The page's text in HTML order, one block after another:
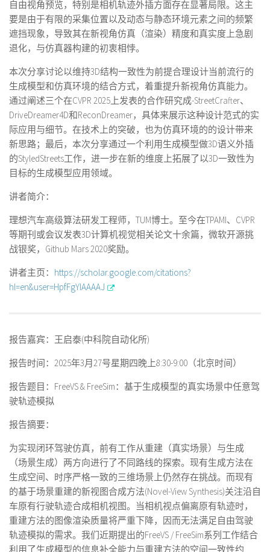
自由视角预览，特别是相机轨迹外插方面存在显著局限。这主
要是由于有限的采集位置以及动态与静态环境元素之间的频繁
遮挡现象，导致其在新视角仿真（渲染）精度和真实度上急剧
退化，与仿真器构建的初衷相悖。
本次分享讨论以维持3D结构一致性为前提合理设计当前流行的
生成模型和仿真环境的结合方式，着重提升新视角仿真能力。
通过阐述三个在CVPR 2025上发表的合作研究成-StreetCrafter、
DriveDreamer4D和ReconDreamer，具体来展示这种设计范式的实
际应用与细节。在技术上的突破，也为仿真环境的的设计带来
新思路；最后，本次分享通过一个利用生成模型做3D语义外插
的StyledStreets工作，进一步在新的维度上拓展了以3D一致性为
目标的生成模型应用领域。
讲者简介：
理想汽车高级算法研发工程师，TUM博士。至今在TPAMI、CVPR
等期刊或会议发表3D计算机视觉相关论文十余篇，微软开源挑
战银奖，Github Mars 2020奖励。
讲者主页： https://scholar.google.com/citations?
hl=en&user=HpfFgYIAAAAJ
报告嘉宾： 王启泰(中科院自动化所)
报告时间：2025年3月27号星期四晚上8:30-9:00（北京时间）
报告题目： FreeVS & FreeSim：基于生成模型的真实场景中任意驾
驶轨迹模拟
报告摘要：
为实现闭环驾驶仿真，前有工作从重建（真实场景）与生成
（场景生成）两方向进行了不同路线的探索。现有生成方法在
生成空间、时序严格一致的三维场景上仍然存在挑战。而现有
的基于场景重建的新视图合成方法(Novel-View Synthesis)关注沿自
车原有行驶轨迹合成相机视图。当相机视点偏离原有轨迹时，
重建方法的图像渲染质量将严重下降，因而无法满足自由驾驶
轨迹模拟的需求。我们近期提出的FreeVS / FreeSim系列工作结合
利用了生成模型的信息补全能力与重建方法的空间一致性约